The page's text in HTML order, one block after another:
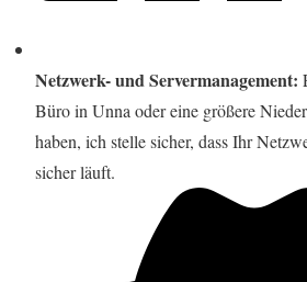
Netzwerk- und Servermanagement:
Büro in Unna oder eine größere
haben, ich stelle sicher, dass Ihr
sicher läuft.